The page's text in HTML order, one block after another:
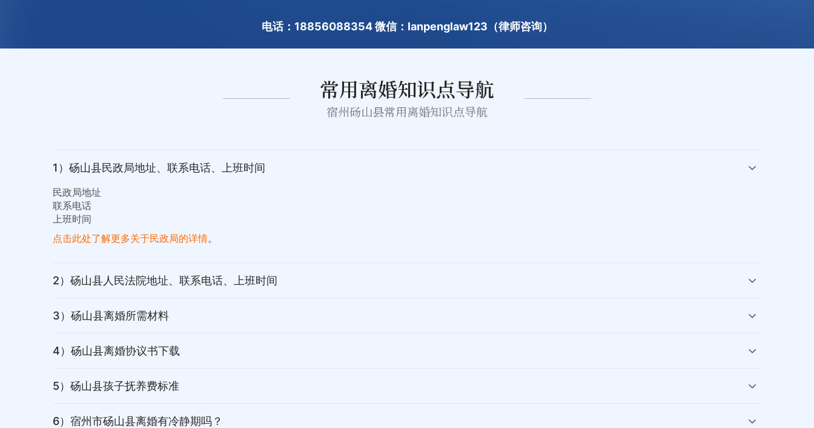
电话：18856088354 微信：lanpenglaw123（律师咨询）
常用离婚知识点导航
宿州砀山县常用离婚知识点导航
1）砀山县民政局地址、联系电话、上班时间
民政局地址
联系电话
上班时间
点击此处了解更多关于民政局的详情。
2）砀山县人民法院地址、联系电话、上班时间
3）砀山县离婚所需材料
4）砀山县离婚协议书下载
5）砀山县孩子抚养费标准
6）宿州市砀山县离婚有冷静期吗？